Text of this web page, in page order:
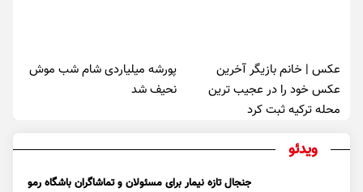
عکس | خانم بازیگر آخرین
عکس خود را در عجیب ترین
محله ترکیه ثبت کرد
پورشه میلیاردی شام شب موش‌
نحیف شد
ویدئو
جنجال تازه نیمار برای مسئولان و تماشاگران باشگاه رمو